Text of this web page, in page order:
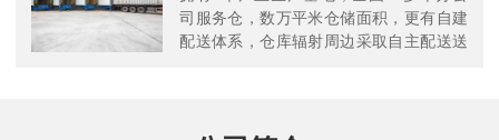
司服务仓，数万平米仓储面积，更有自建
配送体系，仓库辐射周边采取自主配送送